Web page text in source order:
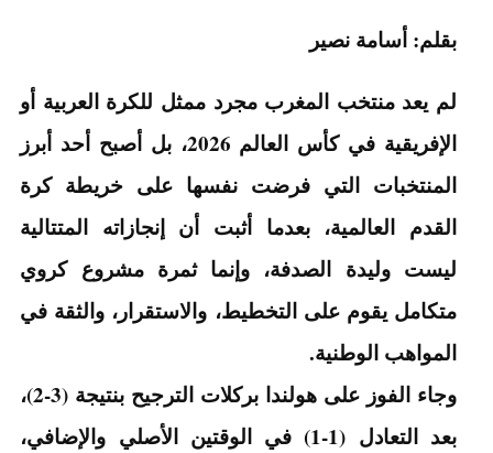
بقلم: أسامة نصير
لم يعد منتخب المغرب مجرد ممثل للكرة العربية أو
الإفريقية في كأس العالم 2026، بل أصبح أحد أبرز
المنتخبات التي فرضت نفسها على خريطة كرة
القدم العالمية، بعدما أثبت أن إنجازاته المتتالية
ليست وليدة الصدفة، وإنما ثمرة مشروع كروي
متكامل يقوم على التخطيط، والاستقرار، والثقة في
المواهب الوطنية.
وجاء الفوز على هولندا بركلات الترجيح بنتيجة (3-2)،
بعد التعادل (1-1) في الوقتين الأصلي والإضافي،